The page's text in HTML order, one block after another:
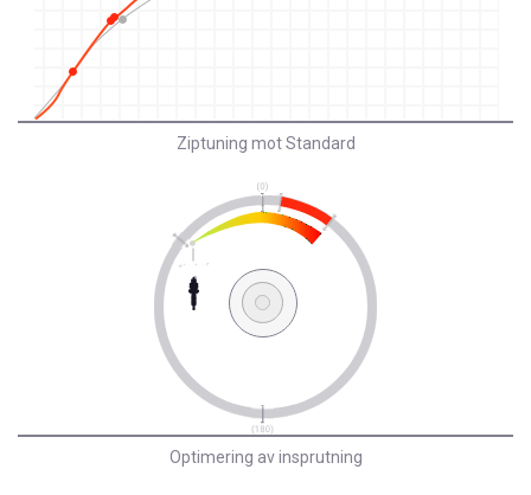
Ziptuning mot Standard
Optimering av insprutning